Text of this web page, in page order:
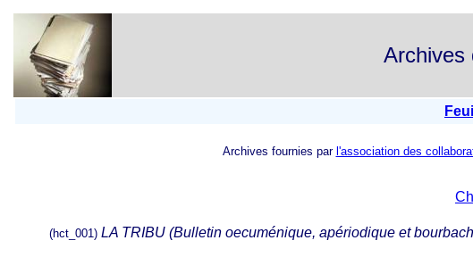
Archives
Archives fournies par l'association des
(hct_001) LA TRIBU (Bulletin oecuménique, apériodique et